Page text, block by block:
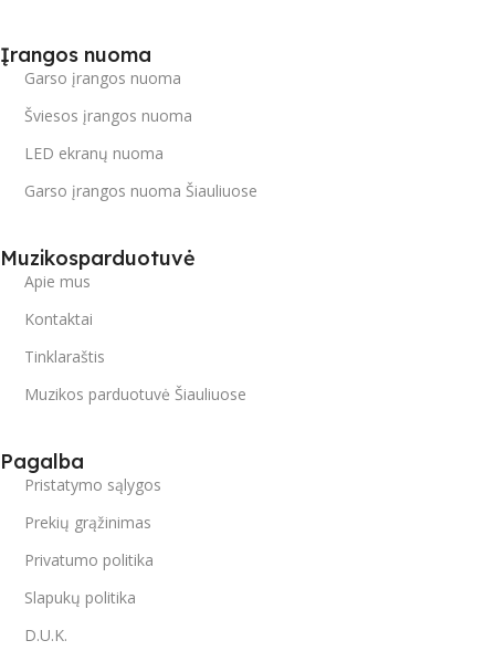
Įrangos nuoma
Garso įrangos nuoma
Šviesos įrangos nuoma
LED ekranų nuoma
Garso įrangos nuoma Šiauliuose
Muzikosparduotuvė
Apie mus
Kontaktai
Tinklaraštis
Muzikos parduotuvė Šiauliuose
Pagalba
Pristatymo sąlygos
Prekių grąžinimas
Privatumo politika
Slapukų politika
D.U.K.